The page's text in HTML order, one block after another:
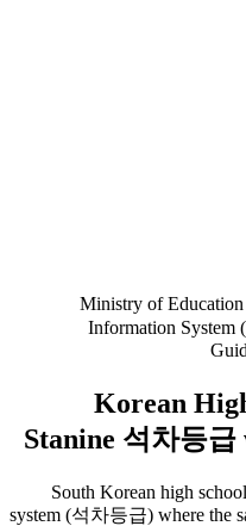
Ministry of
Information System
Korean
Stanine 석차등
South Korean high
system (석차등급) where the